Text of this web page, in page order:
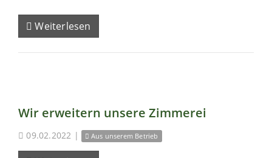
Weiterlesen
Wir erweitern unsere Zimmerei
09.02.2022 | Aus unserem Betrieb